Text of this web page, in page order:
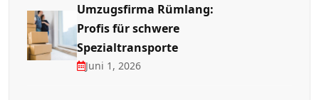
Umzugsfirma Rümlang:
Profis für schwere
Spezialtransporte
Juni 1, 2026